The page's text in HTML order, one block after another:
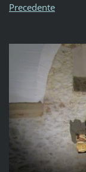
Precedente